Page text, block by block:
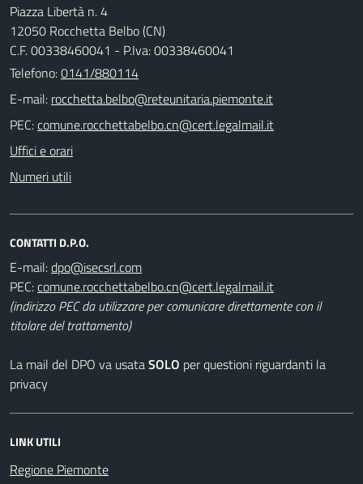
Piazza Libertà n. 4
12050 Rocchetta Belbo (CN)
C.F. 00338460041 - P.Iva: 00338460041
Telefono:0141/880114
E-mail:
PEC:
Uffici e orari
Numeri utili
CONTATTI D.P.O.
E-mail:
PEC:
(indirizzo PEC da utilizzare per comunicare direttamente con il
titolare del trattamento)
La mail del DPO va usataSOLO per questioni riguardanti la
privacy
LINK UTILI
Regione Piemonte